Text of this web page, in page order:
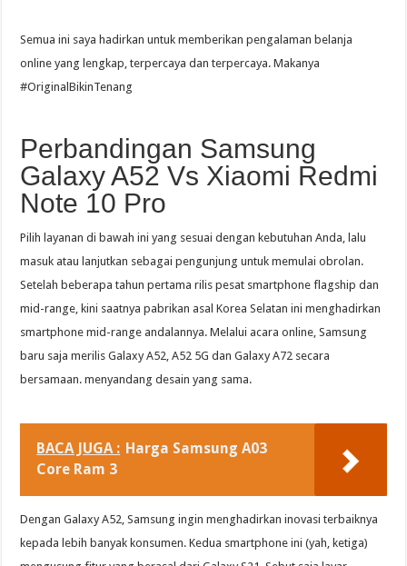
Semua ini saya hadirkan untuk memberikan pengalaman belanja
online yang lengkap, terpercaya dan terpercaya. Makanya
#OriginalBikinTenang
Perbandingan Samsung
Galaxy A52 Vs Xiaomi Redmi
Note 10 Pro
Pilih layanan di bawah ini yang sesuai dengan kebutuhan Anda, lalu
masuk atau lanjutkan sebagai pengunjung untuk memulai obrolan.
Setelah beberapa tahun pertama rilis pesat smartphone flagship dan
mid-range, kini saatnya pabrikan asal Korea Selatan ini menghadirkan
smartphone mid-range andalannya. Melalui acara online, Samsung
baru saja merilis Galaxy A52, A52 5G dan Galaxy A72 secara
bersamaan. menyandang desain yang sama.
BACA JUGA : Harga Samsung A03
Core Ram 3
Dengan Galaxy A52, Samsung ingin menghadirkan inovasi terbaiknya
kepada lebih banyak konsumen. Kedua smartphone ini (yah, ketiga)